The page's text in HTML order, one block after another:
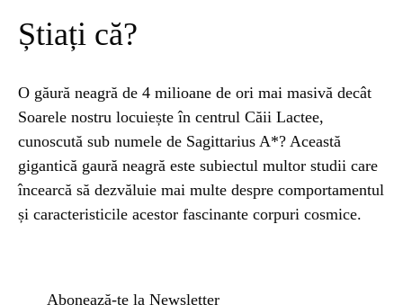
Știați că?
O găură neagră de 4 milioane de ori mai masivă decât
Soarele nostru locuiește în centrul Căii Lactee,
cunoscută sub numele de Sagittarius A*? Această
gigantică gaură neagră este subiectul multor studii care
încearcă să dezvăluie mai multe despre comportamentul
și caracteristicile acestor fascinante corpuri cosmice.
Abonează-te la Newsletter